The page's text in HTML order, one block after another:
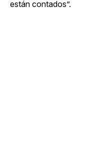
están contados”.